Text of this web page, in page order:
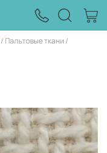
Пальтовые ткани